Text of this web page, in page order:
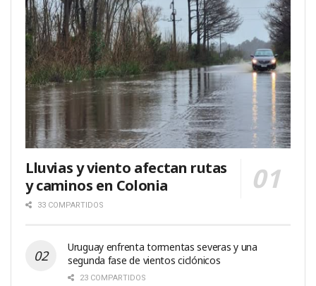
Lluvias y viento afectan rutas
y caminos en Colonia
33 COMPARTIDOS
Uruguay enfrenta tormentas severas y una
segunda fase de vientos ciclónicos
23 COMPARTIDOS